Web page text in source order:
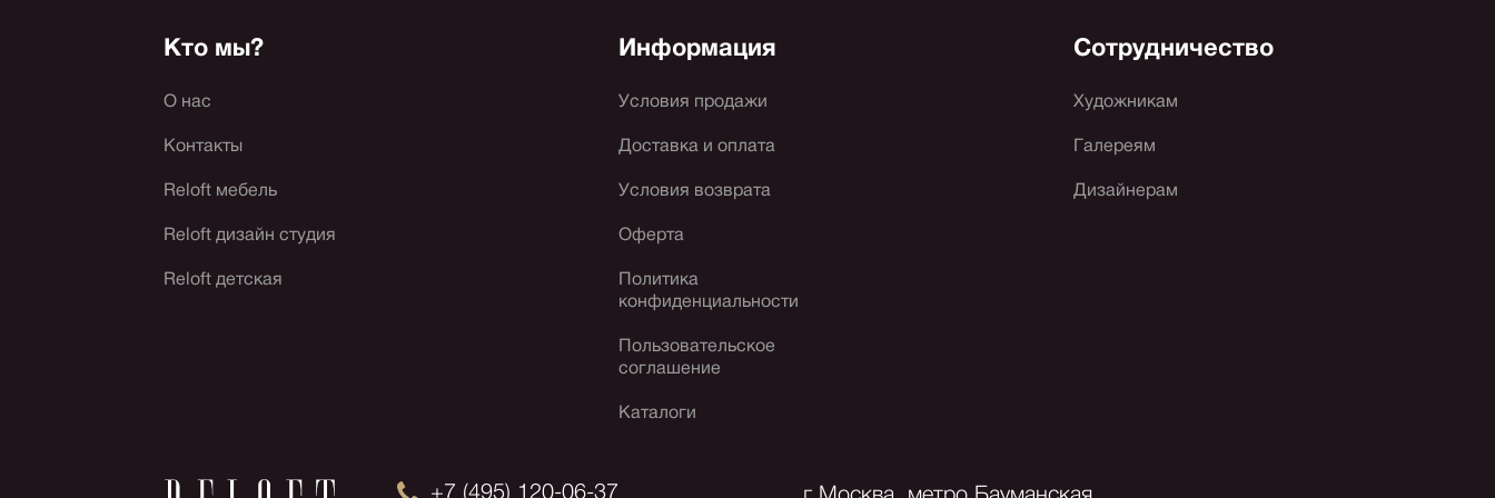
Кто мы?
О нас
Контакты
Reloft мебель
Reloft дизайн студия
Reloft детская
Информация
Условия продажи
Доставка и оплата
Условия возврата
Оферта
Политика
конфиденциальности
Пользовательское
соглашение
Каталоги
Сотрудничество
Художникам
Галереям
Дизайнерам
+7 (495) 120-06-37